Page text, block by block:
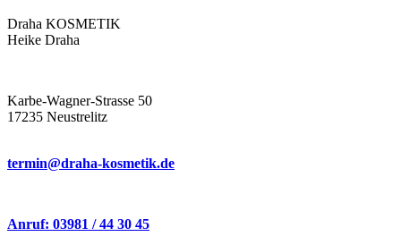
Draha KOSMETIK
Heike Draha
Karbe-Wagner-Strasse 50
17235 Neustrelitz
termin@draha-kosmetik.de
Anruf: 03981 / 44 30 45